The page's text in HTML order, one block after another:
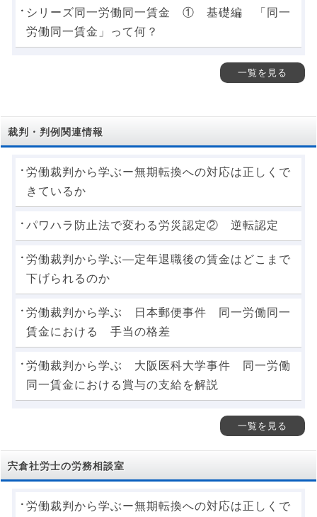
シリーズ同一労働同一賃金 ① 基礎編 「同一
労働同一賃金」って何？
一覧を見る
裁判・判例関連情報
労働裁判から学ぶー無期転換への対応は正しくで
きているか
パワハラ防止法で変わる労災認定② 逆転認定
労働裁判から学ぶ―定年退職後の賃金はどこまで
下げられるのか
労働裁判から学ぶ 日本郵便事件 同一労働同一
賃金における 手当の格差
労働裁判から学ぶ 大阪医科大学事件 同一労働
同一賃金における賞与の支給を解説
一覧を見る
宍倉社労士の労務相談室
労働裁判から学ぶー無期転換への対応は正しくで